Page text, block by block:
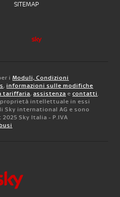
SITEMAP
i Moduli, Condizioni
, informazioni sulle modifiche
tariffaria, assistenza e contatti.
intellettuale in essi
international AG e sono
Sky Italia - P.IVA